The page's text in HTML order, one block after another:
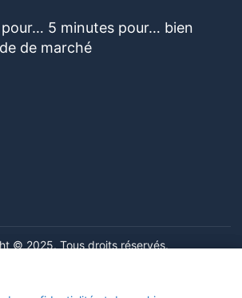
pour… 5 minutes pour… bien
de marché
© 2025. Tous droits réservés.